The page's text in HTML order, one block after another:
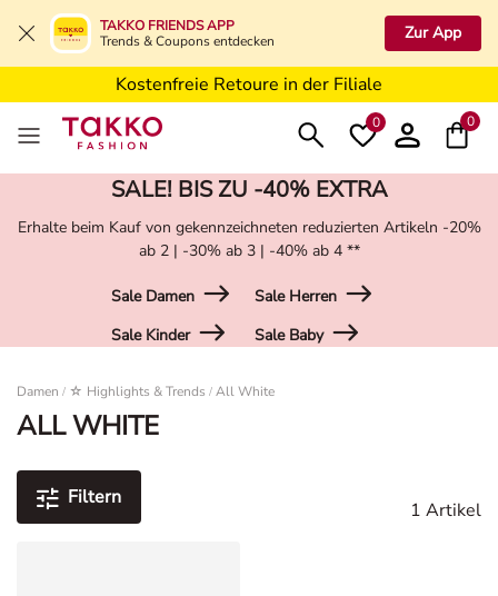
TAKKO FRIENDS APP
Trends & Coupons entdecken
Zur App
Kostenfreie Lieferung ab 19,99€ in Deine Filiale
Kostenfreie Retoure in der Filiale
5€ Gutschein nach Registrierung*
0 0
SALE! BIS ZU -40% EXTRA
Erhalte beim Kauf von gekennzeichneten reduzierten Artikeln -20%
ab 2 | -30% ab 3 | -40% ab 4 **
Sale Damen
Sale Herren
Sale Kinder
Sale Baby
Damen / ☆ Highlights & Trends / All White
ALL WHITE
Filtern
1 Artikel